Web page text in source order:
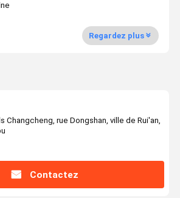
Regardez plus
Changcheng, rue Dongshan, ville de Rui'an,
Contactez